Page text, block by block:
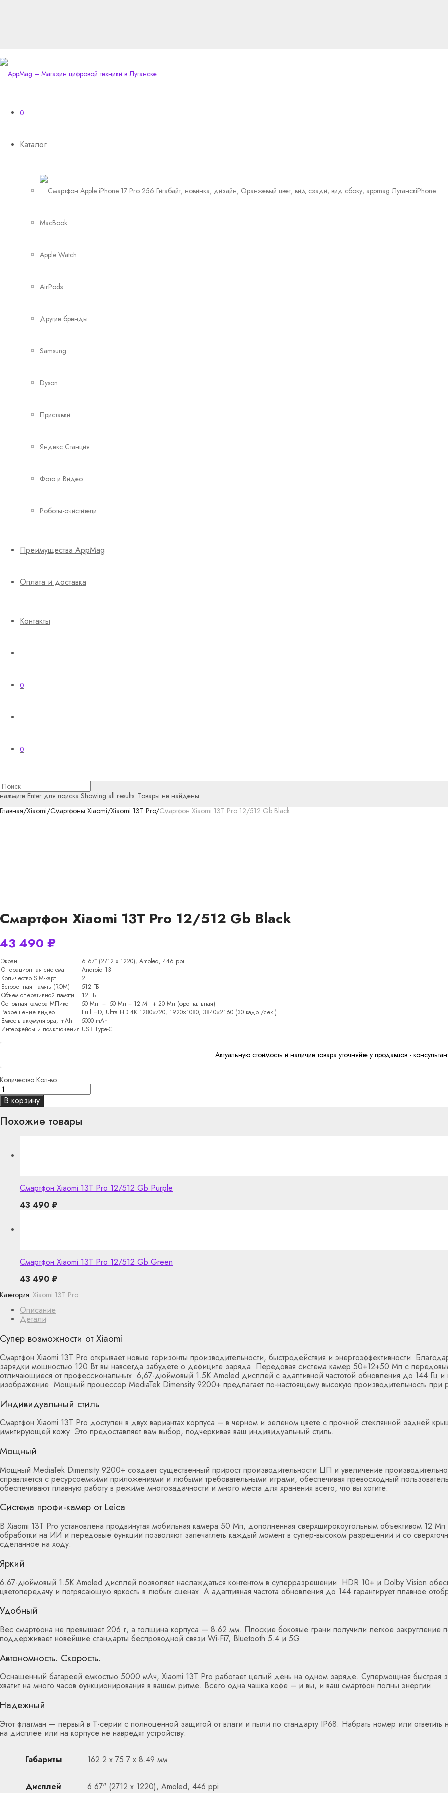
0
Каталог
iPhone
MacBook
Apple Watch
AirPods
Другие бренды
Samsung
Dyson
Приставки
Яндекс Станция
Фото и Видео
Роботы-очистители
Преимущества AppMag
Оплата и доставка
Контакты
0
0
нажмите Enter для поиска Showing all results: Товары не найдены.
Главная/Xiaomi/Смартфоны Xiaomi/Xiaomi 13T Pro/Смартфон Xiaomi 13T Pro 12/512 Gb Black
Смартфон Xiaomi 13T Pro 12/512 Gb Black
43 490 ₽
Экран
6.67″ (2712 х 1220), Amoled, 446 ppi
Операционная система
Android 13
Количество SIM-карт
2
Встроенная память (ROM)
512 ГБ
Объем оперативной памяти
12 ГБ
Основная камера МПикс
50 Мп + 50 Мп + 12 Мп + 20 Мп (фронтальная)
Разрешение видео
Full HD, Ultra HD 4K 1280×720, 1920×1080, 3840×2160 (30 кадр./сек.)
Емкость аккумулятора, mAh
5000 mAh
Интерфейсы и подключения USB Type-C
Актуальную стоимость и наличие товара уточняйте у продавцов -
Количество Кол-во
В корзину
Описание
Детали
Супер возможности от Xiaomi
Смартфон Xiaomi 13T Pro открывает новые горизонты производительности, быстродействия и энергоэффективности.
зарядки мощностью 120 Вт вы навсегда забудете о дефиците заряда. Передовая система камер 50+12+50 Мп с
отличающиеся от профессиональных. 6,67-дюймовый 1.5К Amoled дисплей с адаптивной частотой обновления до 144 Гц
изображение. Мощный процессор MediaTek Dimensity 9200+ предлагает по-настоящему высокую производительность
Индивидуальный стиль
Смартфон Xiaomi 13T Pro доступен в двух вариантах корпуса – в черном и зеленом цвете с прочной стеклянной задней
имитирующей кожу. Это предоставляет вам выбор, подчеркивая ваш индивидуальный стиль.
Мощный
Мощный MediaTek Dimensity 9200+ создает существенный прирост производительности ЦП и увеличение
справляется с ресурсоемкими приложениями и любыми требовательными играми, обеспечивая превосходный
обеспечивают плавную работу в режиме многозадачности и много места для хранения всего, что вы хотите.
Система профи-камер от Leica
В Xiaomi 13T Pro установлена продвинутая мобильная камера 50 Мп, дополненная сверхширокоугольным объективом 12
обработки на ИИ и передовые функции позволяют запечатлеть каждый момент в супер-высоком разрешении и со
сделанное на ходу.
Яркий
6.67-дюймовый 1.5К Amoled дисплей позволяет наслаждаться контентом в суперразрешении. HDR 10+ и Dolby Vision
цветопередачу и потрясающую яркость в любых сценах. А адаптивная частота обновления до 144 гарантирует плавное
Удобный
Вес смартфона не превышает 206 г, а толщина корпуса — 8.62 мм. Плоские боковые грани получили легкое закругление
поддерживает новейшие стандарты беспроводной связи Wi-Fi7, Bluetooth 5.4 и 5G.
Автономность. Скорость.
Оснащенный батареей емкостью 5000 мАч, Xiaomi 13T Pro работает целый день на одном заряде. Супермощная быстрая
хватит на много часов функционирования в вашем ритме. Всего одна чашка кофе – и вы, и ваш смартфон полны энергии.
Надежный
Этот флагман — первый в Т-серии с полноценной защитой от влаги и пыли по стандарту IP68. Набрать номер или
на дисплее или на корпусе не навредят устройству.
Габариты 162.2 x 75.7 x 8.49 мм
Дисплей 6.67" (2712 х 1220), Amoled, 446 ppi
Категория: Xiaomi 13T Pro
Похожие товары
Смартфон Xiaomi 13T Pro 12/512 Gb Purple
43 490 ₽
Смартфон Xiaomi 13T Pro 12/512 Gb Green
43 490 ₽